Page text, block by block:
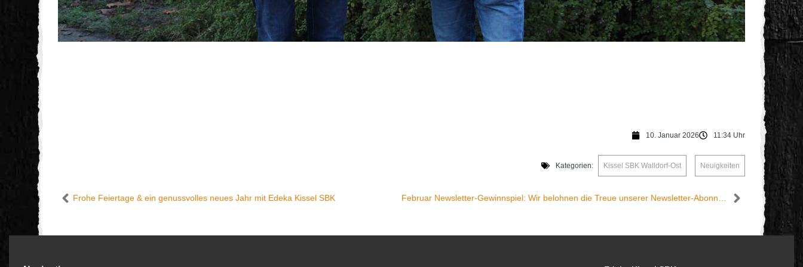
10. Januar 2026 11:34 Uhr
Kategorien: Kissel SBK Walldorf-Ost Neuigkeiten
Frohe Feiertage & ein genussvolles neues Jahr mit Edeka Kissel SBK